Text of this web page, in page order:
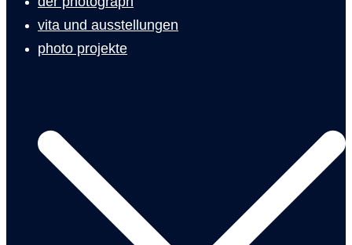
vita und ausstellungen
photo projekte